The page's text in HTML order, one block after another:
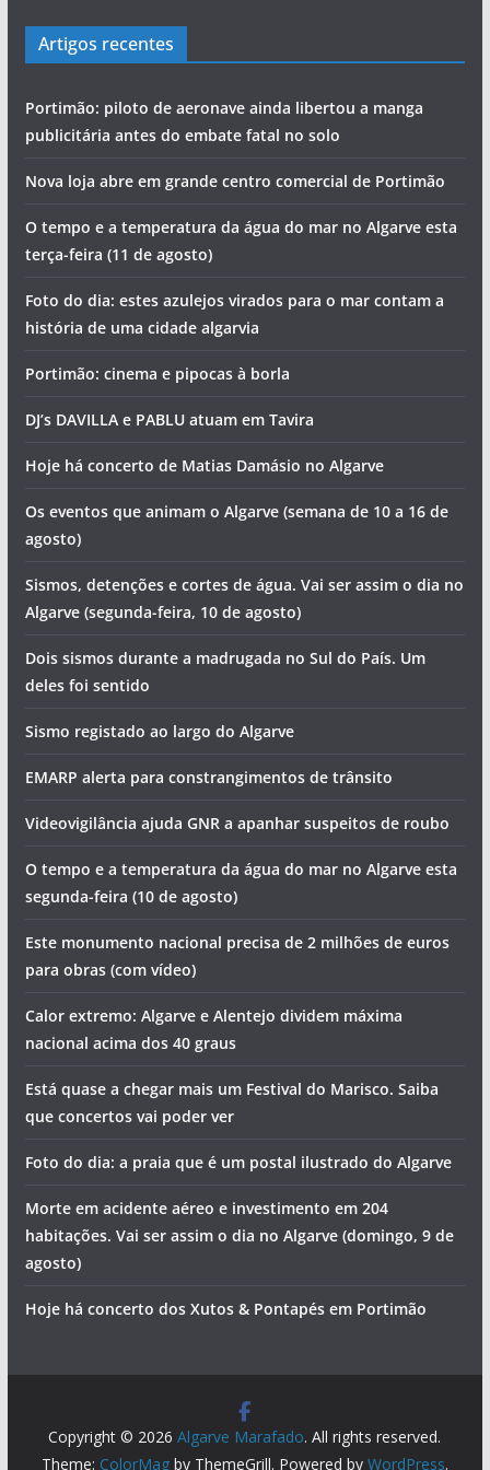
Artigos recentes
Portimão: piloto de aeronave ainda libertou a manga
publicitária antes do embate fatal no solo
Nova loja abre em grande centro comercial de Portimão
O tempo e a temperatura da água do mar no Algarve esta
terça-feira (11 de agosto)
Foto do dia: estes azulejos virados para o mar contam a
história de uma cidade algarvia
Portimão: cinema e pipocas à borla
DJ’s DAVILLA e PABLU atuam em Tavira
Hoje há concerto de Matias Damásio no Algarve
Os eventos que animam o Algarve (semana de 10 a 16 de
agosto)
Sismos, detenções e cortes de água. Vai ser assim o dia no
Algarve (segunda-feira, 10 de agosto)
Dois sismos durante a madrugada no Sul do País. Um
deles foi sentido
Sismo registado ao largo do Algarve
EMARP alerta para constrangimentos de trânsito
Videovigilância ajuda GNR a apanhar suspeitos de roubo
O tempo e a temperatura da água do mar no Algarve esta
segunda-feira (10 de agosto)
Este monumento nacional precisa de 2 milhões de euros
para obras (com vídeo)
Calor extremo: Algarve e Alentejo dividem máxima
nacional acima dos 40 graus
Está quase a chegar mais um Festival do Marisco. Saiba
que concertos vai poder ver
Foto do dia: a praia que é um postal ilustrado do Algarve
Morte em acidente aéreo e investimento em 204
habitações. Vai ser assim o dia no Algarve (domingo, 9 de
agosto)
Hoje há concerto dos Xutos & Pontapés em Portimão
Copyright © 2026Algarve Marafado. All rights reserved.
Theme: ColorMagby ThemeGrill. Powered by WordPress.